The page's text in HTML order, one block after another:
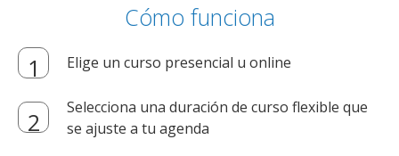
Cómo funciona
Elige un curso presencial u online
Selecciona una duración de curso flexible que
se ajuste a tu agenda